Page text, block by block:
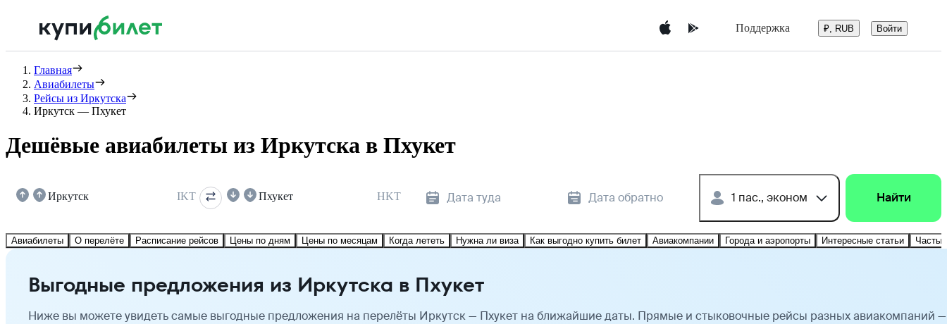
Поддержка ₽, RUB Войти
Главная
Авиабилеты
Рейсы из Иркутска
Иркутск — Пхукет
Дешёвые авиабилеты из Иркутска в Пхукет
Иркутск IKT Пхукет HKT Дата туда Дата обратно 1 пас., эконом Найти
Авиабилеты О перелёте Расписание рейсов Цены по дням Цены по месяцам Когда лететь Нужна ли виза Как выгодно купить билет Авиакомпании Города и аэропорты Интересные статьи
Выгодные предложения из Иркутска в Пхукет
Ниже вы можете увидеть самые выгодные предложения на перелёты Иркутск — Пхукет на ближайшие даты. Прямые и стыковочные рейсы разных авиакомпаний —